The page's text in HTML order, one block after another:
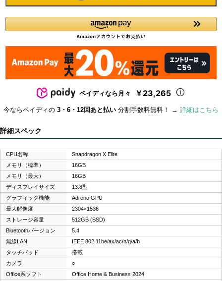
ペイディなら月々 ￥23,265
今ならペイディの 3・6・12回あと払い 分割手数料無料！ → 詳細はこちら
詳細スペック
CPU名称
Snapdragon X Elite
メモリ（標準）
16GB
メモリ（最大）
16GB
ディスプレイサイズ
13.8型
グラフィック機能
Adreno GPU
最大解像度
2304×1536
ストレージ容量
512GB (SSD)
Bluetoothバージョン
5.4
無線LAN
IEEE 802.11be/ax/ac/n/g/a/b
タッチパッド
搭載
カメラ
○
Office系ソフト
Office Home & Business 2024